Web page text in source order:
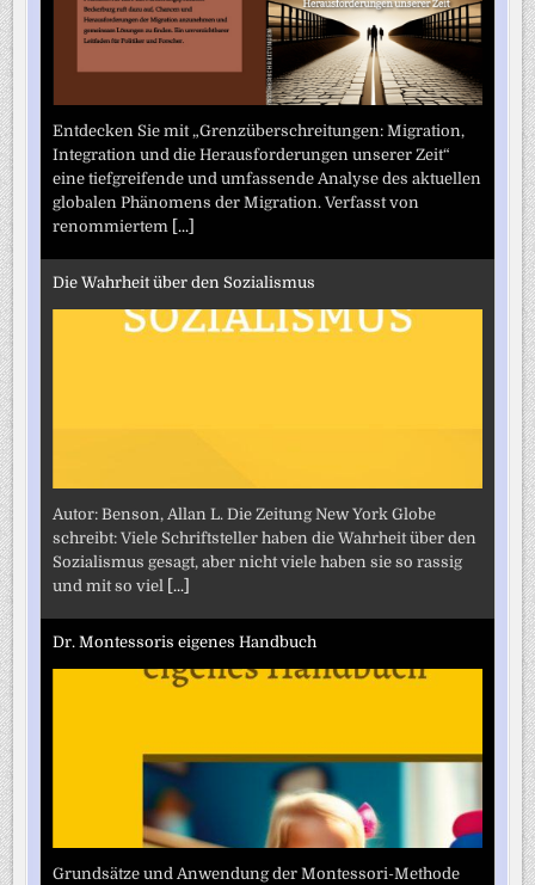
Entdecken Sie mit „Grenzüberschreitungen: Migration,
Integration und die Herausforderungen unserer Zeit“
eine tiefgreifende und umfassende Analyse des aktuellen
globalen Phänomens der Migration. Verfasst von
renommiertem [...]
Die Wahrheit über den Sozialismus
Autor: Benson, Allan L. Die Zeitung New York Globe
schreibt: Viele Schriftsteller haben die Wahrheit über den
Sozialismus gesagt, aber nicht viele haben sie so rassig
und mit so viel [...]
Dr. Montessoris eigenes Handbuch
Grundsätze und Anwendung der Montessori-Methode